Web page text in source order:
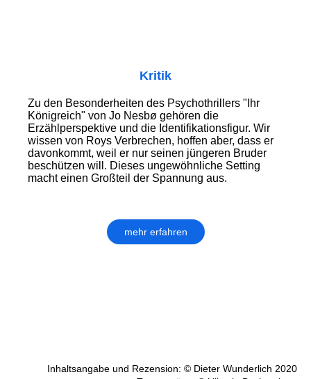
Kritik
Zu den Besonderheiten des Psychothrillers "Ihr
Königreich" von Jo Nesbø gehören die
Erzählperspektive und die Identifikationsfigur. Wir
wissen von Roys Verbrechen, hoffen aber, dass er
davonkommt, weil er nur seinen jüngeren Bruder
beschützen will. Dieses ungewöhnliche Setting
macht einen Großteil der Spannung aus.
mehr erfahren
Inhaltsangabe und Rezension: © Dieter Wunderlich 2020